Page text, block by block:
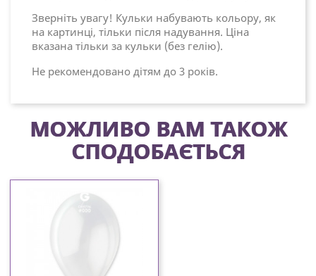
Зверніть увагу! Кульки набувають кольору, як
на картинці, тільки після надування. Ціна
вказана тільки за кульки (без гелію).
Не рекомендовано дітям до 3 років.
МОЖЛИВО ВАМ ТАКОЖ
СПОДОБАЄТЬСЯ